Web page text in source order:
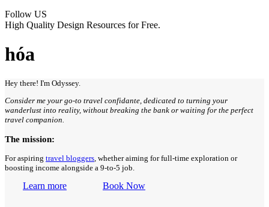
Follow US
High Quality Design Resources for Free.
hóa
Hey there! I'm Odyssey.
Consider me your go-to travel confidante, dedicated to turning your
wanderlust into reality, without breaking the bank or waiting for the perfect
travel companion.
The mission:
For aspiring travel bloggers, whether aiming for full-time exploration or
boosting income alongside a 9-to-5 job.
Learn more Book Now